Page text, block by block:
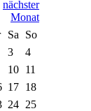
Sa
So
3
4
10 11
17 18
24 25